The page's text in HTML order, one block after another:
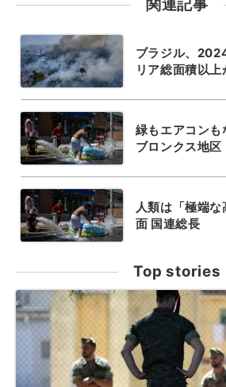
関連記事
ブラジル、
リア総面積以
緑もエアコン
ブロンクス地区
人類は「極端
面 国連総長
Top stories